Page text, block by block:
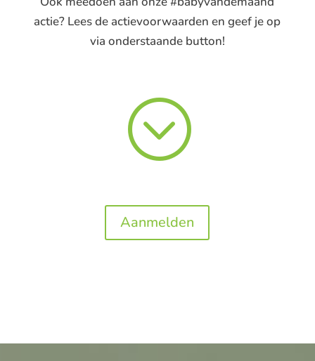
actie? Lees de actievoorwaarden en geef je op
via onderstaande button!
;
Aanmelden